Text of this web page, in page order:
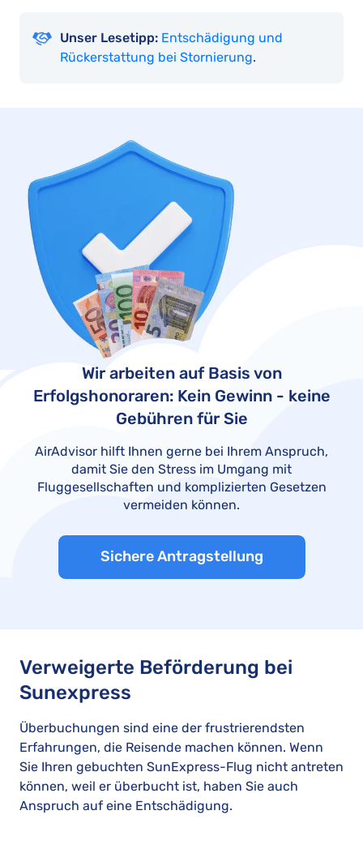
Unser Lesetipp: Entschädigung und
Rückerstattung bei Stornierung.
Wir arbeiten auf Basis von
Erfolgshonoraren: Kein Gewinn - keine
Gebühren für Sie
AirAdvisor hilft Ihnen gerne bei Ihrem Anspruch,
damit Sie den Stress im Umgang mit
Fluggesellschaften und komplizierten Gesetzen
vermeiden können.
Sichere Antragstellung
Verweigerte Beförderung bei
Sunexpress
Überbuchungen sind eine der frustrierendsten
Erfahrungen, die Reisende machen können. Wenn
Sie Ihren gebuchten SunExpress-Flug nicht antreten
können, weil er überbucht ist, haben Sie auch
Anspruch auf eine Entschädigung.